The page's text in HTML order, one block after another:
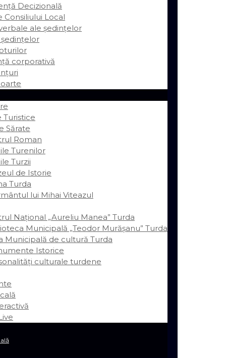
Decizională
Consiliului Local
ale ședințelor
corporativă
Turistice
Sărate
Roman
Turenilor
Turzii
de Istorie
Turda
lui Mihai Viteazul
Național „Aureliu Manea” Turda
Municipală „Teodor Murășanu” Turda
Municipală de cultură Turda
Istorice
culturale turdene